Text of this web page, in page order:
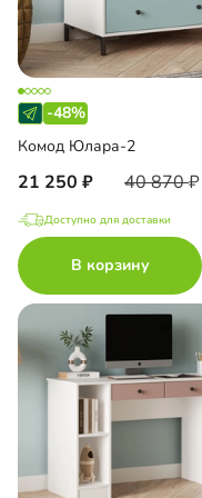
-48%
Комод Юлара-2
21 250 40 870
Доступно для доставки
В корзину